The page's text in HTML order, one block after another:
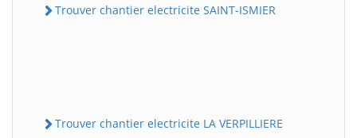
Trouver chantier electricite SAINT-ISMIER
Trouver chantier electricite LA VERPILLIERE